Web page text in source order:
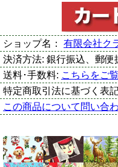
ショップ名： 有限会社ク
決済方法: 銀行振込、郵便
送料･手数料: こちらをご
特定商取引法に基づく表
この商品について問い合